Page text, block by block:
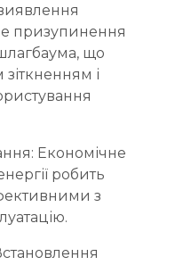
призупинення
що
і
Економічне
робить
з